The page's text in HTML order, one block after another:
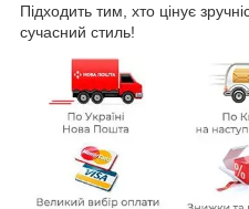
Підходить тим, хто цінує
сучасний стиль!